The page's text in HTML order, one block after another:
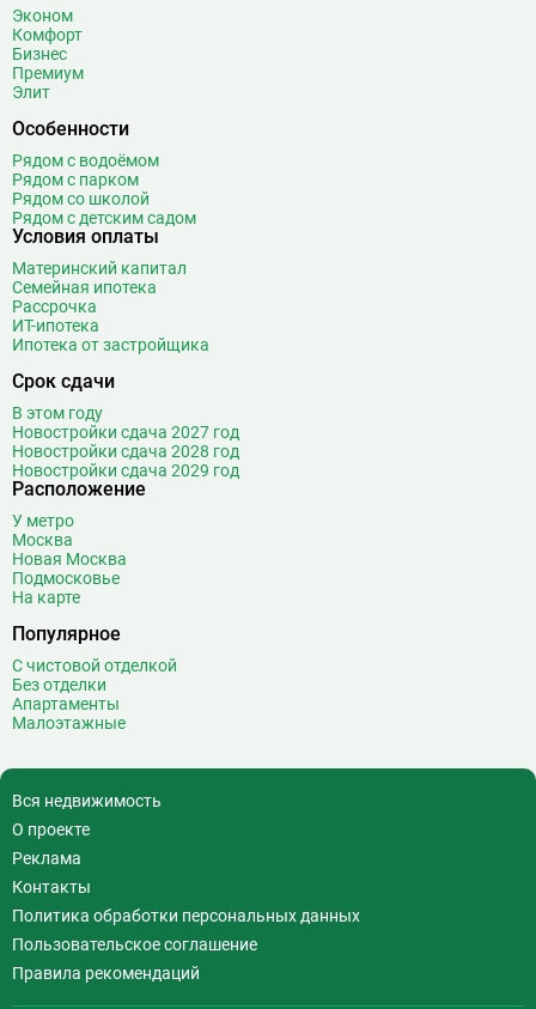
Эконом
Комфорт
Бизнес
Премиум
Элит
Особенности
Рядом с водоёмом
Рядом с парком
Рядом со школой
Рядом с детским садом
Условия оплаты
Материнский капитал
Семейная ипотека
Рассрочка
ИТ-ипотека
Ипотека от застройщика
Срок сдачи
В этом году
Новостройки сдача 2027 год
Новостройки сдача 2028 год
Новостройки сдача 2029 год
Расположение
У метро
Москва
Новая Москва
Подмосковье
На карте
Популярное
С чистовой отделкой
Без отделки
Апартаменты
Малоэтажные
Вся недвижимость
О проекте
Реклама
Контакты
Политика обработки персональных данных
Пользовательское соглашение
Правила рекомендаций